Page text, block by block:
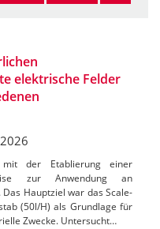
elektrische Felder
der Etablierung einer
zur Anwendung an
Hauptziel war das Scale-
(50l/H) als Grundlage für
Zwecke. Untersucht…